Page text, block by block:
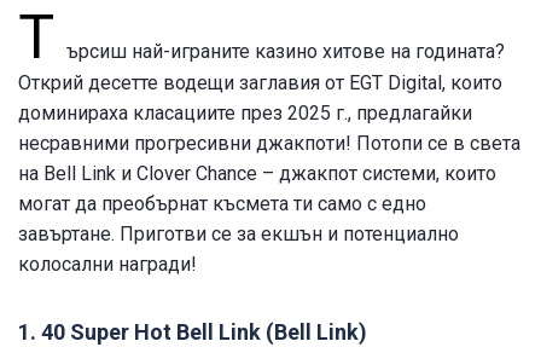
Т ърсиш най-играните казино хитове на годината?
Открий десетте водещи заглавия от EGT Digital, които
доминираха класациите през 2025 г., предлагайки
несравними прогресивни джакпоти! Потопи се в света
на Bell Link и Clover Chance – джакпот системи, които
могат да преобърнат късмета ти само с едно
завъртане. Приготви се за екшън и потенциално
колосални награди!
1. 40 Super Hot Bell Link (Bell Link)